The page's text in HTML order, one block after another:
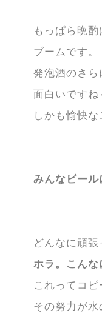
もっぱら晩
ブームです。
発泡酒のさ
面白いです
しかも愉快
みんなビー
どんなに頑
ホラ。こん
これってコ
その努力が